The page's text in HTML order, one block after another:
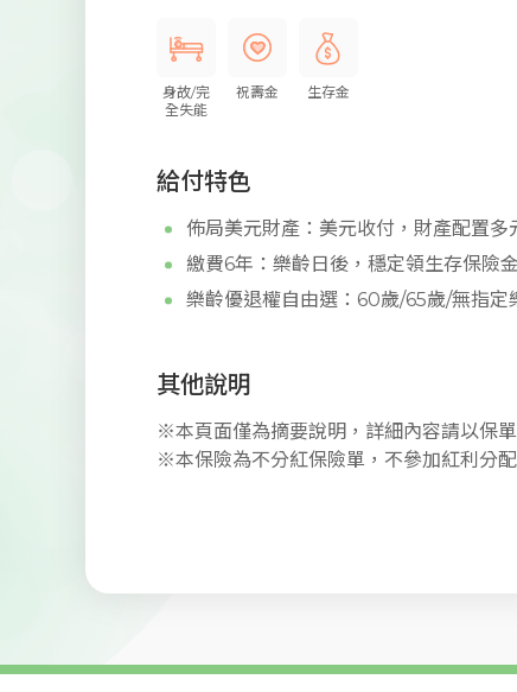
身故/完
全失能
祝壽金 生存金
給付特色
佈局美元財產：美元收付，財產配置多
繳費6年：樂齡日後，穩定領生存保險
樂齡優退權自由選：60歲/65歲/無指定
其他說明
※本頁面僅為摘要說明，詳細內容請以保單
※本保險為不分紅保險單，不參加紅利分